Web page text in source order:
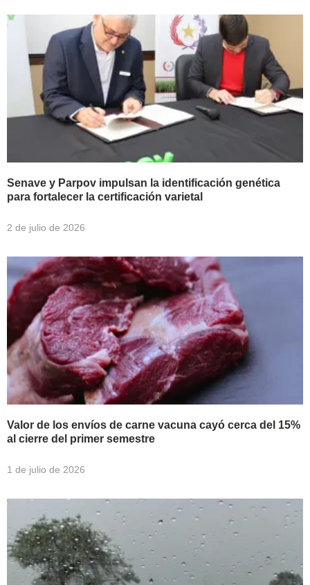
Senave y Parpov impulsan la identificación genética
para fortalecer la certificación varietal
2 de julio de 2026
Valor de los envíos de carne vacuna cayó cerca del 15%
al cierre del primer semestre
1 de julio de 2026